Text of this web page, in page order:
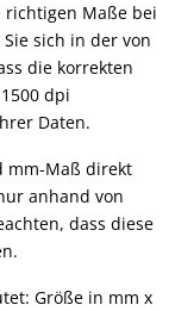
richtigen Maße bei
sich in der von
die korrekten
dpi
Daten.
mm-Maß direkt
anhand von
dass diese
Größe in mm x